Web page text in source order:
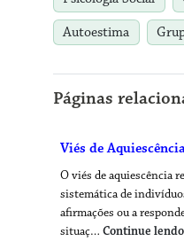
Autoestima
Páginas
Viés de
O viés de aquiescência
sistemática de
afirmações ou a
situaç… Continue